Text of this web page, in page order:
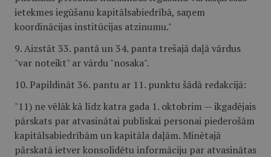
ietekmes iegūšanu kapitālsabiedrībā, saņem
koordinācijas institūcijas atzinumu."
9. Aizstāt 33. pantā un 34. panta trešajā daļā vārdus
"var noteikt" ar vārdu "nosaka".
10. Papildināt 36. pantu ar 11. punktu šādā redakcijā:
"11) ne vēlāk kā līdz katra gada 1. oktobrim — ikgadējais
pārskats par atvasinātai publiskai personai piederošām
kapitālsabiedrībām un kapitāla daļām. Minētajā
pārskatā ietver konsolidētu informāciju par atvasinātas